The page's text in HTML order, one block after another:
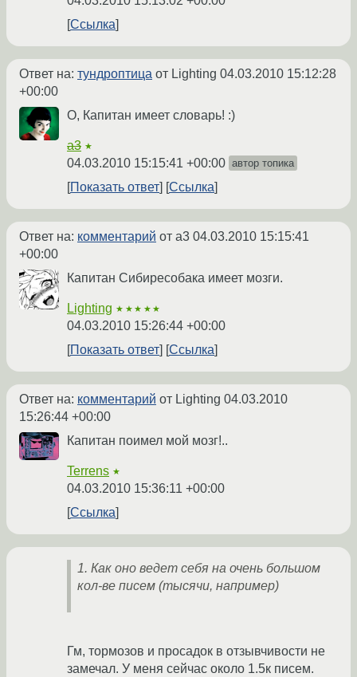
Ссылка
Ответ на: тундроптица от Lighting 04.03.2010 15:12:28
+00:00
О, Капитан имеет словарь! :)
a3 ★
04.03.2010 15:15:41 +00:00 автор топика
Показать ответ Ссылка
Ответ на: комментарий от a3 04.03.2010 15:15:41
+00:00
Капитан Сибиресобака имеет мозги.
Lighting ★★★★★
04.03.2010 15:26:44 +00:00
Показать ответ
Ссылка
Ответ на: комментарий от Lighting 04.03.2010
15:26:44 +00:00
Капитан поимел мой мозг!..
Terrens ★
04.03.2010 15:36:11 +00:00
Ссылка
1. Как оно ведет себя на очень большом
кол-ве писем (тысячи, например)
Гм, тормозов и просадок в отзывчивости не
замечал. У меня сейчас около 1.5к писем.